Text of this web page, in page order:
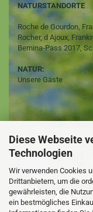
Diese Webseite
Technologien
Wir verwenden Cookies
Drittanbietern, um die
gewährleisten, die
ein bestmögliches
NATURSTANDORTE
Roche de Gourdon,
Rocher, d Ajoux,
Bernina-Pass 2017,
NATUR:
Unsere Gäste